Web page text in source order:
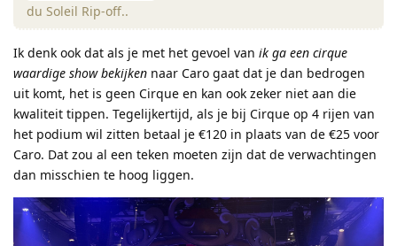
du Soleil Rip-off..
Ik denk ook dat als je met het gevoel van ik ga een cirque
waardige show bekijken naar Caro gaat dat je dan bedrogen
uit komt, het is geen Cirque en kan ook zeker niet aan die
kwaliteit tippen. Tegelijkertijd, als je bij Cirque op 4 rijen van
het podium wil zitten betaal je €120 in plaats van de €25 voor
Caro. Dat zou al een teken moeten zijn dat de verwachtingen
dan misschien te hoog liggen.